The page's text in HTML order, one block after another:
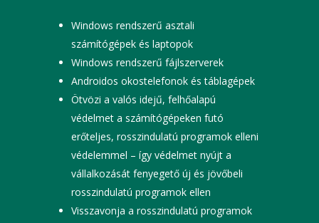
Windows rendszerű asztali
számítógépek és laptopok
Windows rendszerű fájlszerverek
Androidos okostelefonok és táblagépek
Ötvözi a valós idejű, felhőalapú
védelmet a számítógépeken futó
erőteljes, rosszindulatú programok elleni
védelemmel – így védelmet nyújt a
vállalkozását fenyegető új és jövőbeli
rosszindulatú programok ellen
Visszavonja a rosszindulatú programok